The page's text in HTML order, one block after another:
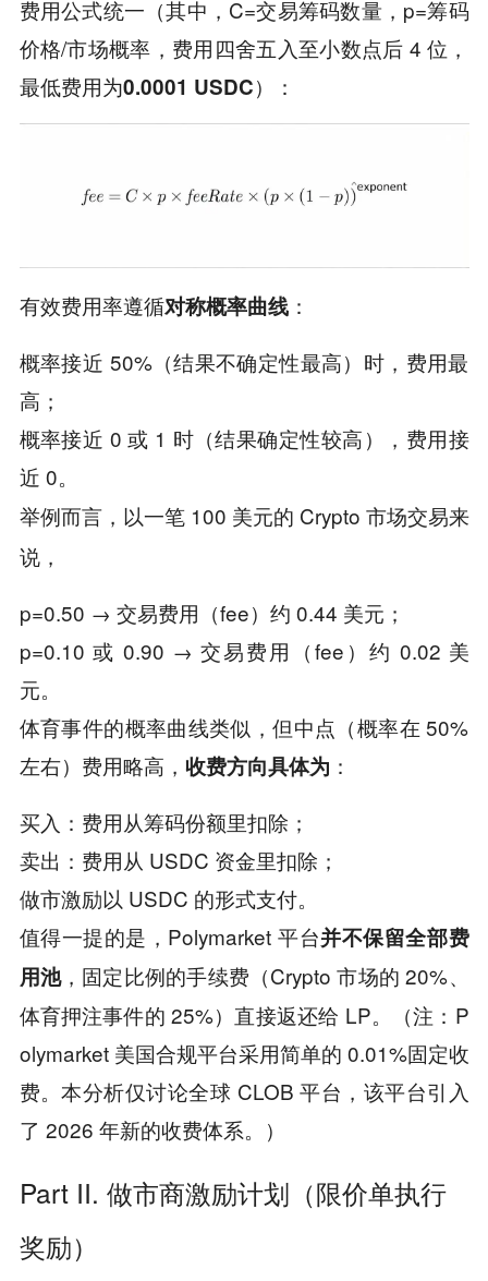
费用公式统一 （其中，C=交易筹码数量，p=筹码
价格/市场概率，费用四舍五入至小数点后 4 位，
最低费用为0.0001 USDC） ：
有效费用率遵循对称概率曲线：
概率接近 50%（结果不确定性最高）时，费用最
高；
概率接近 0 或 1 时（结果确定性较高），费用接
近 0。
举例而言，以一笔 100 美元的 Crypto 市场交易来
说，
p=0.50 → 交易费用（fee）约 0.44 美元；
p=0.10 或 0.90 → 交易费用（fee）约 0.02 美
元。
体育事件的概率曲线类似，但中点（概率在 50%
左右）费用略高， 收费方向具体为 ：
买入：费用从筹码份额里扣除；
卖出：费用从 USDC 资金里扣除；
做市激励以 USDC 的形式支付。
值得一提的是，Polymarket 平台并不保留全部费
用池，固定比例的手续费（Crypto 市场的 20%、
体育押注事件的 25%）直接返还给 LP。
（注：P
olymarket 美国合规平台采用简单的 0.01%固定收
费。本分析仅讨论全球 CLOB 平台，该平台引入
了 2026 年新的收费体系。 ）
Part II. 做市商激励计划（限价单执行
奖励）